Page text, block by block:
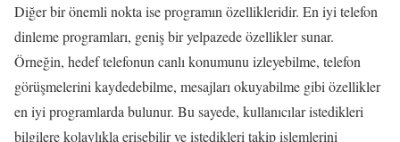
Diğer bir önemli nokta ise programın özellikleridir. En iyi telefon
dinleme programları, geniş bir yelpazede özellikler sunar.
Örneğin, hedef telefonun canlı konumunu izleyebilme, telefon
görüşmelerini kaydedebilme, mesajları okuyabilme gibi özellikler
en iyi programlarda bulunur. Bu sayede, kullanıcılar istedikleri
bilgilere kolaylıkla erişebilir ve istedikleri takip işlemlerini